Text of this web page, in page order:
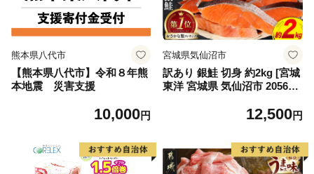
熊本県八代市
【熊本県八代市】令和８年熊
本地震 災害支援
10,000円
宮城県気仙沼市
訳あり 銀鮭 切身 約2kg [宮城
東洋 宮城県 気仙沼市 205649
格外 不揃い さけ サケ 鮭切身
切り身 魚 わけあり
12,500円